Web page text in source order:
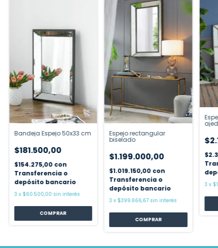
Bandeja Espejo 50x33 cm
$181.500,00
$154.275,00 con
Transferencia o
depósito bancario
3 x $60.500,00 sin interés
Espejo rectangular
biselado
$1.199.000,00
$1.019.150,00 con
Transferencia o
depósito bancario
3 x $399.666,67 sin interés
3 x